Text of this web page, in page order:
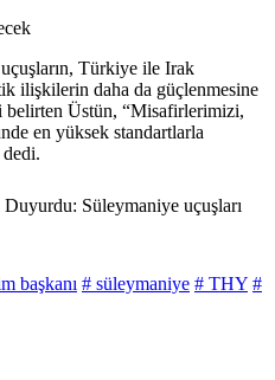
Türkiye ile Irak
ilişkilerin daha da güçlenmesine
belirten Üstün, “Misafirlerimizi,
en yüksek standartlarla
Süleymaniye uçuşları
başkanı # süleymaniye # THY #